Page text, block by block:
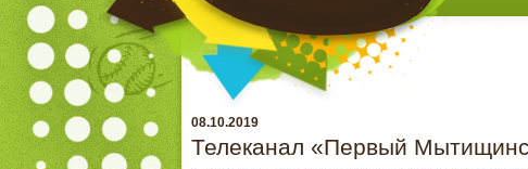
08.10.2019
Телеканал «Первый